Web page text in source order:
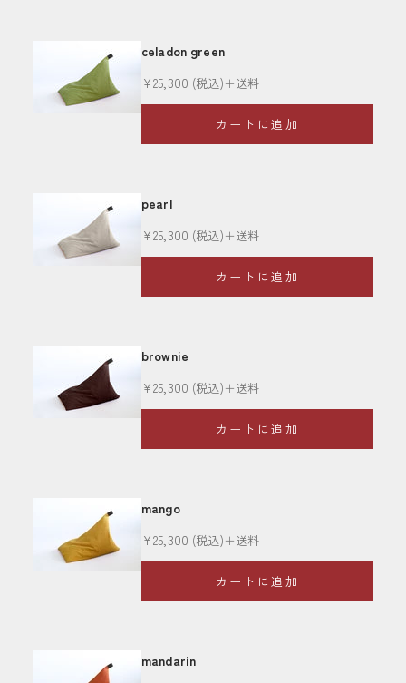
celadon green
セール価格
¥25,300 (税込)＋送料
カートに追加
pearl
セール価格
¥25,300 (税込)＋送料
カートに追加
brownie
セール価格
¥25,300 (税込)＋送料
カートに追加
mango
セール価格
¥25,300 (税込)＋送料
カートに追加
mandarin